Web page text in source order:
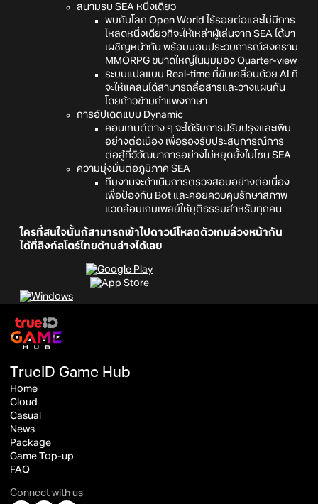
สนามรบ SEA หนึ่งเดียว
พบกับโลก Open World ไร้รอยต่อและไม่มีการ
โหลดหนึ่งเดียวที่จะให้เหล่าผู้เล่นจาก SEA ได้มา
เผชิญหน้ากัน พร้อมมอบประวบการณ์สงคราม
MMORPG ขนาดใหญ่ในมุมมอง Quarter-view
ระบบแปลแบบ Real-time ที่ขับเคลื่อนด้วย AI ที่
จะให้แคลนได้สามารถสื่อสารและวางแผนกัน
โดยก้าวข้ามกำแพงภาษา
การอัปเดตแบบ Dynamic
คอนเทนต์ต่าง ๆ จะได้รับการปรับปรุงและเพิ่ม
อย่างต่อเนื่อง เพื่อรองรับประสบการณ์การ
ต่อสู้ที่วิวัฒนาการอย่างไม่หยุดยั้งในโซน SEA
ความมุ่งมั่นต่อภูมิภาค SEA
ทีมงานจะดำเนินการตรวจสอบอย่างต่อเนื่อง
เพื่อป้องกัน Bot และคอยควบคุมรักษาสภาพ
แวดล้อมเกมเพลย์ให้ยุติธรรมสำหรับทุกคน
ใครที่สนใจนั้นก้สามารถเข้าไปดาวน์โหลดตัวเกมล่วงหน้ากัน
ได้ที่ลิงก์สโตร์ไทยด้านล่างได้เลย
TrueID Game Hub
Home
Cloud
Casual
News
Package
Game Top-up
FAQ
Connect with us